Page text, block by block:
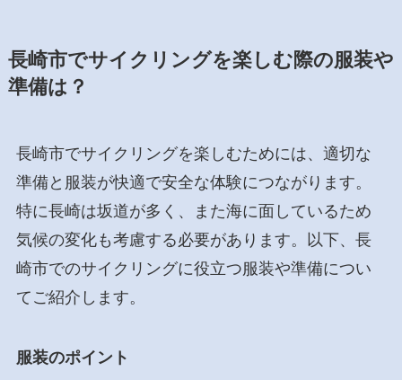
長崎市でサイクリングを楽しむ際の服装や
準備は？
長崎市でサイクリングを楽しむためには、適切な
準備と服装が快適で安全な体験につながります。
特に長崎は坂道が多く、また海に面しているため
気候の変化も考慮する必要があります。以下、長
崎市でのサイクリングに役立つ服装や準備につい
てご紹介します。
服装のポイント